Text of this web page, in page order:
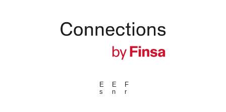
E
s
E
n
F
r
---ENLACES---